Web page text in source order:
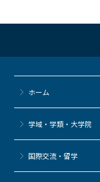
k
ホーム
学域・学類・大学院
国際交流・留学